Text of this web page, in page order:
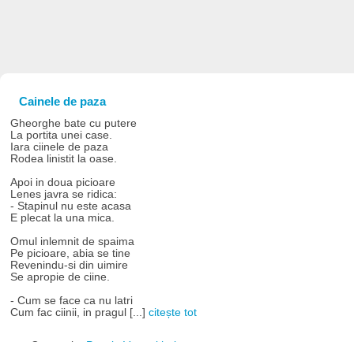
Cainele de paza
Gheorghe bate cu putere
La portita unei case.
Iara ciinele de paza
Rodea linistit la oase.
Apoi in doua picioare
Lenes javra se ridica:
- Stapinul nu este acasa
E plecat la una mica.
Omul inlemnit de spaima
Pe picioare, abia se tine
Revenindu-si din uimire
Se apropie de ciine.
- Cum se face ca nu latri
Cum fac ciinii, in pragul [...]citește tot